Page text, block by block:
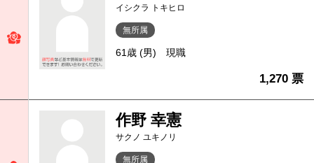
イシクラ トキヒロ
無所属
61歳 (男) 現職
1,270 票
作野 幸憲
サクノ ユキノリ
無所属